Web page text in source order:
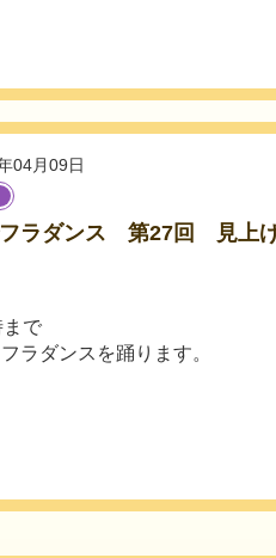
04月09日
フラダンス 第27回 見上
まで
ラダンスを踊ります。